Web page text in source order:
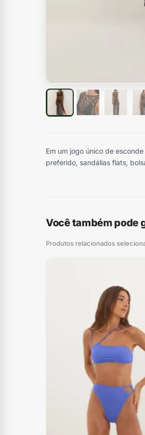
Em um jogo único de
preferido, sandálias flats,
Você também pode
Produtos relacionados